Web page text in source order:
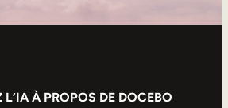
L’IA À PROPOS DE DOCEBO